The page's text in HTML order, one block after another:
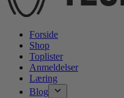
Forside
Shop
Toplister
Anmeldelser
Læring
Blog